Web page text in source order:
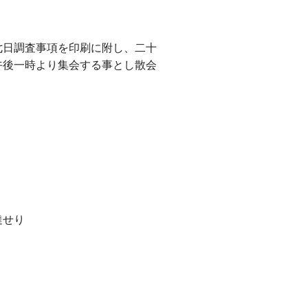
調査事項を印刷に附し、二十
一時より集会する事とし散会
り